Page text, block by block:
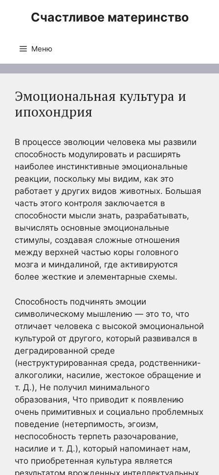
Счастливое материнство
Меню
Эмоциональная культура и
ипохондрия
В процессе эволюции человека мы развили
способность модулировать и расширять
наиболее инстинктивные эмоциональные
реакции, поскольку мы видим, как это
работает у других видов животных. Большая
часть этого контроля заключается в
способности мысли знать, разрабатывать,
вычислять основные эмоциональные
стимулы, создавая сложные отношения
между верхней частью коры головного
мозга и миндалиной, где активируются
более жесткие и элементарные схемы.
Способность подчинять эмоции
символическому мышлению — это то, что
отличает человека с высокой эмоциональной
культурой от другого, который развивался в
деградированной среде
(неструктурированная среда, родственники-
алкоголики, насилие, жестокое обращение и
т. Д.), Не получил минимального
образования, Что приводит к появлению
очень примитивных и социально проблемных
поведение (нетерпимость, эгоизм,
неспособность терпеть разочарование,
насилие и т. Д.), который напоминает нам,
что приобретенная культура является
результатом врожденных интеллектуальных